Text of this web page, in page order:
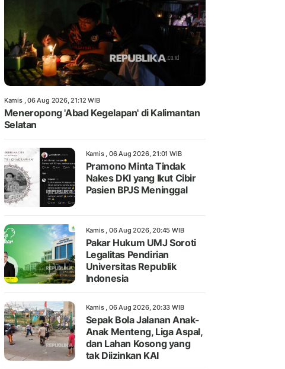
Kamis , 06 Aug 2026, 21:12 WIB
Meneropong 'Abad Kegelapan' di Kalimantan
Selatan
Kamis , 06 Aug 2026, 21:01 WIB
Pramono Minta Tindak
Nakes DKI yang Ikut Cibir
Pasien BPJS Meninggal
Kamis , 06 Aug 2026, 20:45 WIB
Pakar Hukum UMJ Soroti
Legalitas Pendirian
Universitas Republik
Indonesia
Kamis , 06 Aug 2026, 20:33 WIB
Sepak Bola Jalanan Anak-
Anak Menteng, Liga Aspal,
dan Lahan Kosong yang
tak Diizinkan KAI